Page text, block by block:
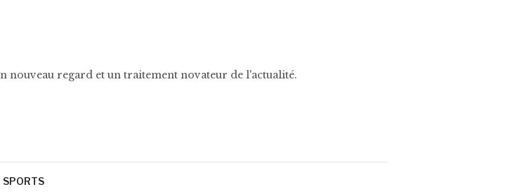
nouveau regard et un traitement novateur de l'actualité.
SPORTS